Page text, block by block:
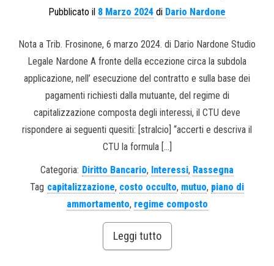
Pubblicato il 8 Marzo 2024 di Dario Nardone
Nota a Trib. Frosinone, 6 marzo 2024. di Dario Nardone Studio
Legale Nardone A fronte della eccezione circa la subdola
applicazione, nell’ esecuzione del contratto e sulla base dei
pagamenti richiesti dalla mutuante, del regime di
capitalizzazione composta degli interessi, il CTU deve
rispondere ai seguenti quesiti: [stralcio] “accerti e descriva il
CTU la formula […]
Categoria: Diritto Bancario, Interessi, Rassegna
Tag capitalizzazione, costo occulto, mutuo, piano di
ammortamento, regime composto
Leggi tutto